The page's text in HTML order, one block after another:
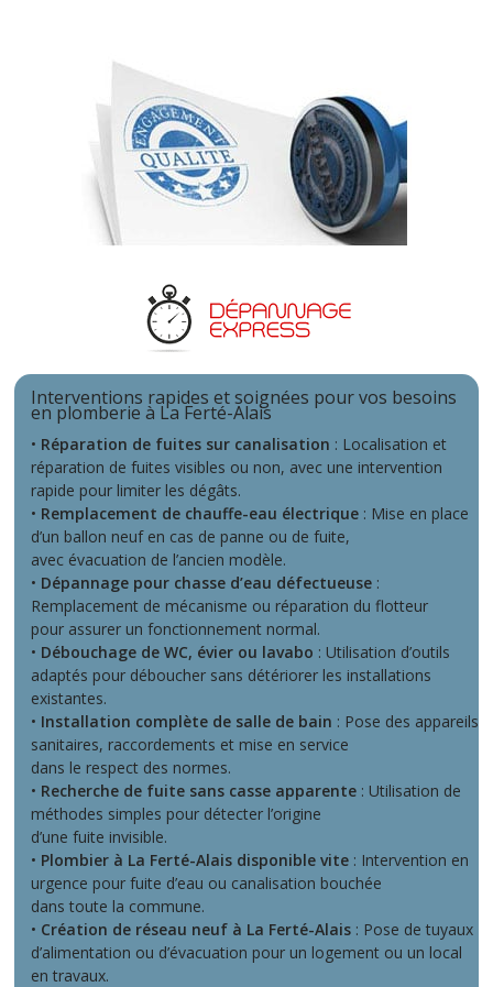
Interventions rapides et soignées pour vos besoins
en plomberie à La Ferté-Alais
• Réparation de fuites sur canalisation : Localisation et
réparation de fuites visibles ou non, avec une intervention
rapide pour limiter les dégâts.
• Remplacement de chauffe-eau électrique : Mise en place
d’un ballon neuf en cas de panne ou de fuite,
avec évacuation de l’ancien modèle.
• Dépannage pour chasse d’eau défectueuse :
Remplacement de mécanisme ou réparation du flotteur
pour assurer un fonctionnement normal.
• Débouchage de WC, évier ou lavabo : Utilisation d’outils
adaptés pour déboucher sans détériorer les installations
existantes.
• Installation complète de salle de bain : Pose des appareils
sanitaires, raccordements et mise en service
dans le respect des normes.
• Recherche de fuite sans casse apparente : Utilisation de
méthodes simples pour détecter l’origine
d’une fuite invisible.
• Plombier à La Ferté-Alais disponible vite : Intervention en
urgence pour fuite d’eau ou canalisation bouchée
dans toute la commune.
• Création de réseau neuf à La Ferté-Alais : Pose de tuyaux
d’alimentation ou d’évacuation pour un logement ou un local
en travaux.